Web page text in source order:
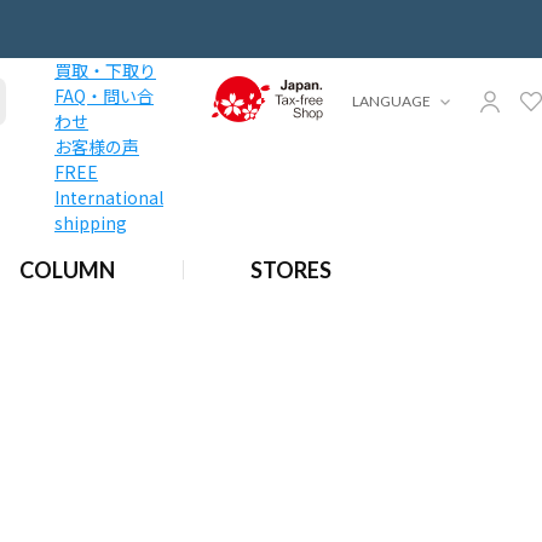
買取・下取り
FAQ・問い合
わせ
お客様の声
FREE
International
shipping
COLUMN STORES
LANGUAGE